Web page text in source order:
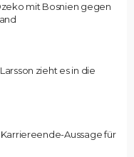
mit Bosnien gegen
zieht es in die
Aussage für